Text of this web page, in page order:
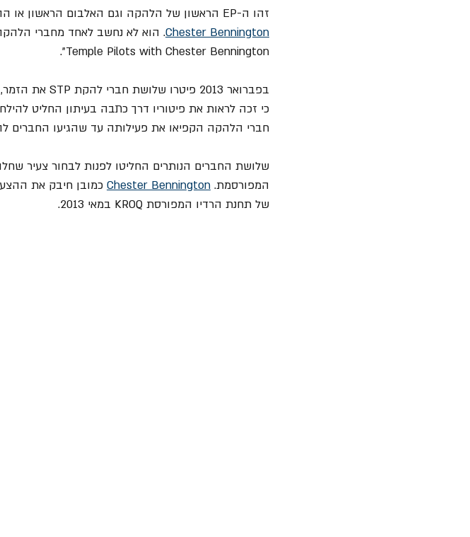
זהו ה-EP הראשון של הלהקה וגם האלבום הראשון או ההוצאה הרשמית הראשונה עם הזמר "המחליף" שלהם
Chester Bennington
Temple Pilots with Chester Bennington".
בפברואר 2013 פיטרו שלושת חברי להקת STP את הזמר, הכותב ומקים הלהקה
כי זכה לראות את פיטוריו דרך כתבה בעיתון החליט
חברי הלהקה הקפיאו את פעילותה עד שהגיעו החברים
שלושת החברים הנותרים החליטו לפנות לבחור צעיר
המפורסמת. Chester Bennington כמובן חיבק את
של תחנת הרדיו המפורסת KROQ במאי 2013.